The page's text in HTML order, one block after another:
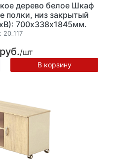
дерево белое Шкаф
полки, низ закрытый
700х338х1845мм.
18мм.
20_117
/шт
В корзину